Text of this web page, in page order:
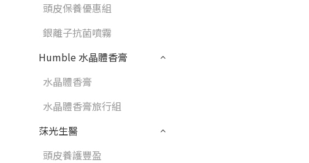
頭皮保養優惠組
銀離子抗菌噴霧
Humble 水晶體香膏
水晶體香膏
水晶體香膏旅行組
莯光生醫
頭皮養護豐盈